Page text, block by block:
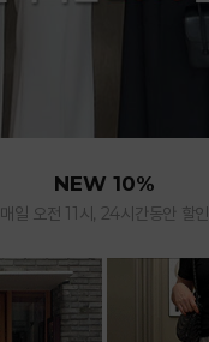
NEW 10%
매일 오전 11시, 24시간동안 할인